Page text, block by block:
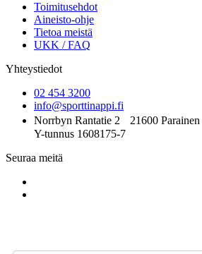
Toimitusehdot
Aineisto-ohje
Tietoa meistä
UKK / FAQ
Yhteystiedot
02 454 3200
info@sporttinappi.fi
Norrbyn Rantatie 2 21600 Parainen
Y-tunnus 1608175-7
Seuraa meitä